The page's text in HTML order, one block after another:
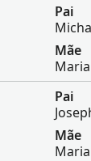
Pai
Mãe
Pai
Mãe